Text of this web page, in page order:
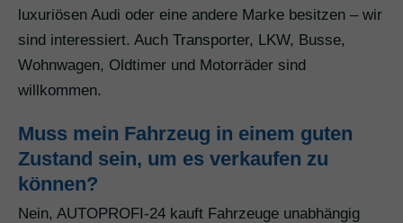
luxuriösen Audi oder eine andere Marke besitzen – wir
sind interessiert. Auch Transporter, LKW, Busse,
Wohnwagen, Oldtimer und Motorräder sind
willkommen.
Muss mein Fahrzeug in einem guten
Zustand sein, um es verkaufen zu
können?
Nein, AUTOPROFI-24 kauft Fahrzeuge unabhängig